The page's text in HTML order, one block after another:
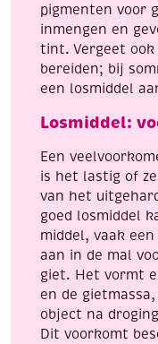
pigmenten voor
inmengen en
tint. Vergeet
bereiden; bij
een losmiddel
Losmiddel:
Een
is het lastig of
van het
goed losmiddel
middel, vaak
aan in de mal
giet. Het vormt
en de
object na
Dit voorkomt